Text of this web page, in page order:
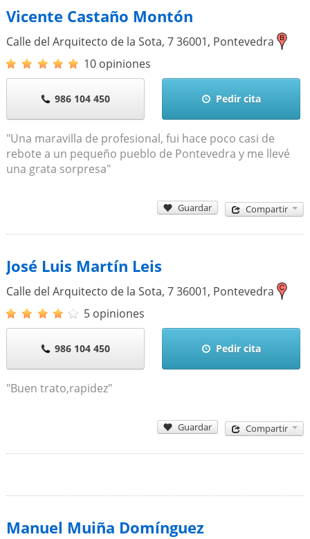
Vicente Castaño Montón
Calle del Arquitecto de la Sota, 736001, Pontevedra
10 opiniones
986 104 450 Pedir cita
"Una maravilla de profesional, fui hace poco casi de
rebote a un pequeño pueblo de Pontevedra y me llevé
una grata sorpresa"
Guardar Compartir
José Luis Martín Leis
Calle del Arquitecto de la Sota, 736001, Pontevedra
5 opiniones
986 104 450 Pedir cita
"Buen trato,rapidez"
Guardar Compartir
Manuel Muiña Domínguez